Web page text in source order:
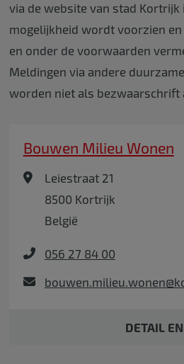
via de website van stad Kortrijk
mogelijkheid wordt voorzien
en onder de voorwaarden
Meldingen via andere
worden niet als bezwaarschrift
Bouwen Milieu Wonen
Leiestraat 21
8500 Kortrijk
België
056 27 84 00
DETAIL